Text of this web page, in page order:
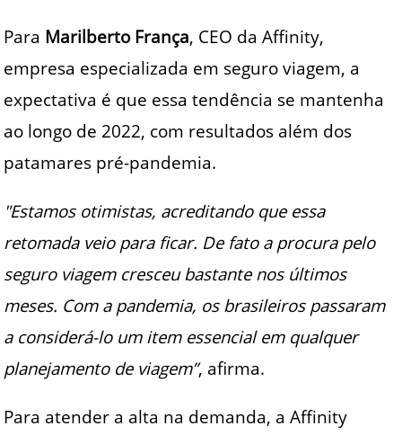
Para Marilberto França, CEO da Affinity,
empresa especializada em seguro viagem, a
expectativa é que essa tendência se mantenha
ao longo de 2022, com resultados além dos
patamares pré-pandemia.
"Estamos otimistas, acreditando que essa
retomada veio para ficar. De fato a procura pelo
seguro viagem cresceu bastante nos últimos
meses. Com a pandemia, os brasileiros passaram
a considerá-lo um item essencial em qualquer
planejamento de viagem”, afirma.
Para atender a alta na demanda, a Affinity